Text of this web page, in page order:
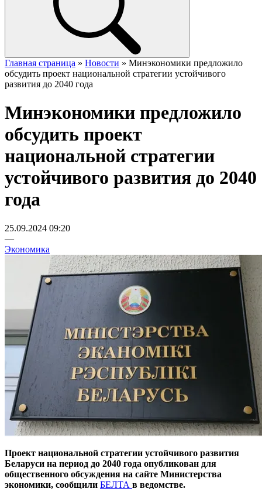
Главная страница » Новости » Минэкономики предложило
обсудить проект национальной стратегии устойчивого
развития до 2040 года
Минэкономики предложило
обсудить проект
национальной стратегии
устойчивого развития до 2040
года
25.09.2024 09:20
—
Экономика
Проект национальной стратегии устойчивого развития
Беларуси на период до 2040 года опубликован для
общественного обсуждения на сайте Министерства
экономики, сообщили БЕЛТА в ведомстве.